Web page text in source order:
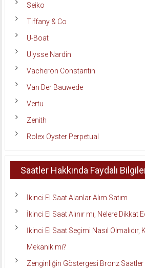
Seiko
Tiffany & Co
U-Boat
Ulysse Nardin
Vacheron Constantin
Van Der Bauwede
Vertu
Zenith
Rolex Oyster Perpetual
Saatler Hakkında Faydalı
İkinci El Saat Alanlar Alım Satım
İkinci El Saat Alınır mı, Nelere Dikkat
İkinci El Saat Seçimi Nasıl Olmalıdır,
Mekanik mi?
Zenginliğin Göstergesi Bronz Saatler